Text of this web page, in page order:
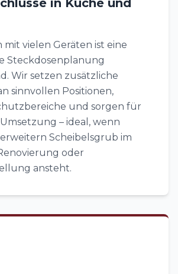
in Küche und
mit vielen Geräten ist eine
Steckdosenplanung
Wir setzen zusätzliche
sinnvollen Positionen,
und sorgen für
– ideal, wenn
Scheibelsgrub im
oder
ansteht.